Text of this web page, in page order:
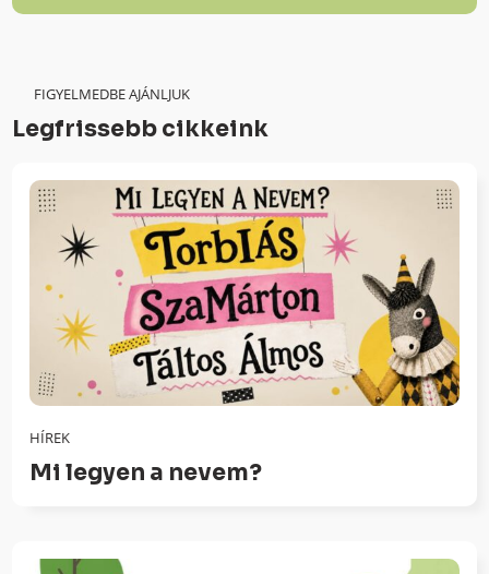
FIGYELMEDBE AJÁNLJUK
Legfrissebb cikkeink
HÍREK
Mi legyen a nevem?